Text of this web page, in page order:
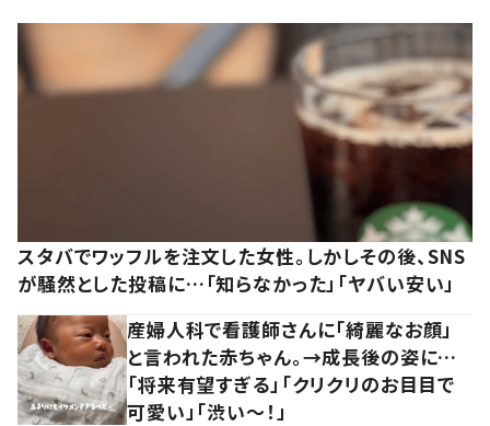
スタバでワッフルを注文した女性。しかしその後、SNS
が騒然とした投稿に…「知らなかった」「ヤバい安い」
産婦人科で看護師さんに「綺麗なお顔」
と言われた赤ちゃん。→成長後の姿に…
「将来有望すぎる」「クリクリのお目目で
可愛い」「渋い～！」